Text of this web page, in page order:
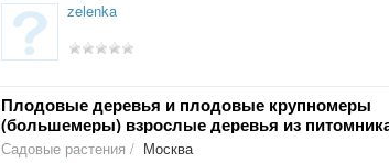
zelenka
Плодовые деревья и плодовые крупномеры
(большемеры) взрослые деревья из
Садовые растения / Москва